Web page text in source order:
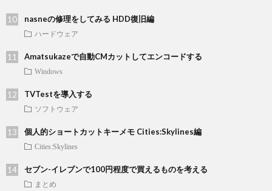
nasneの修理をしてみる HDD復旧編
ハードウェア
Amatsukazeで自動CMカットしてエンコードする
Windows
TVTestを導入する
ソフトウェア
個人的ショートカットキーメモ Cities:Skylines編
Cities:Skylines
セブン-イレブンで100円程度で買えるものを考える
まとめ